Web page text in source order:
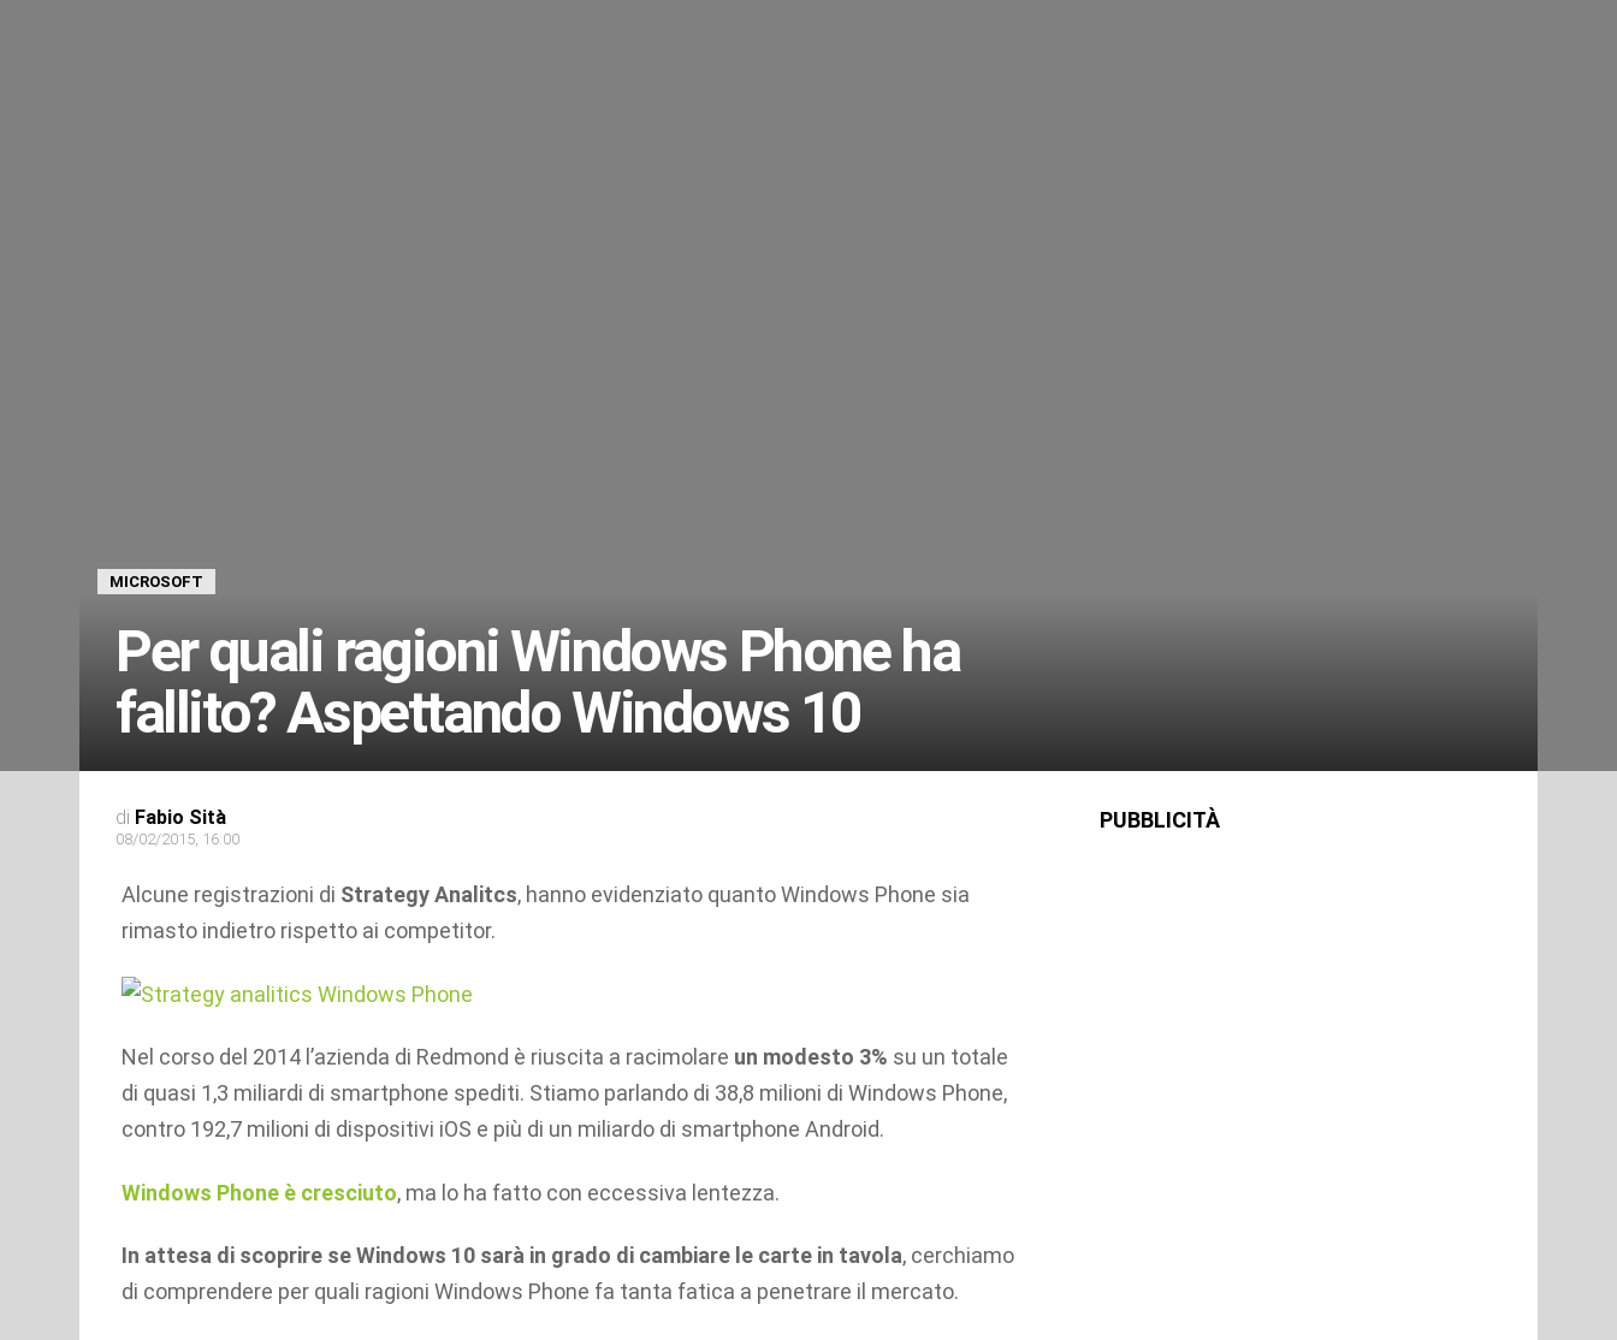
MICROSOFT
Per quali ragioni Windows Phone ha
fallito? Aspettando Windows 10
di Fabio Sità
08/02/2015, 16:00
Alcune registrazioni di Strategy Analitcs, hanno evidenziato quanto Windows Phone sia
rimasto indietro rispetto ai competitor.
Nel corso del 2014 l’azienda di Redmond è riuscita a racimolare un modesto 3% su un totale
di quasi 1,3 miliardi di smartphone spediti. Stiamo parlando di 38,8 milioni di Windows Phone,
contro 192,7 milioni di dispositivi iOS e più di un miliardo di smartphone Android.
Windows Phone è cresciuto, ma lo ha fatto con eccessiva lentezza.
In attesa di scoprire se Windows 10 sarà in grado di cambiare le carte in tavola, cerchiamo
di comprendere per quali ragioni Windows Phone fa tanta fatica a penetrare il mercato.
PUBBLICITÀ